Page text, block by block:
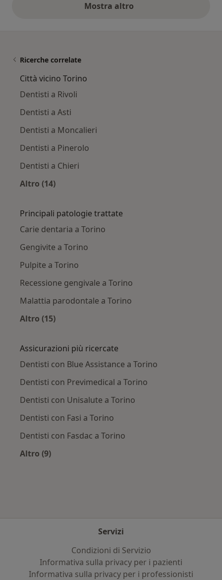
Mostra altroopinioni di cui sopra
Ricerche correlate
Città vicino Torino
Dentisti a Rivoli
Dentisti a Asti
Dentisti a Moncalieri
Dentisti a Pinerolo
Dentisti a Chieri
Altro (14)
Principali patologie trattate
Carie dentaria a Torino
Gengivite a Torino
Pulpite a Torino
Recessione gengivale a Torino
Malattia parodontale a Torino
Altro (15)
Assicurazioni più ricercate
Dentisti con Blue Assistance a Torino
Dentisti con Previmedical a Torino
Dentisti con Unisalute a Torino
Dentisti con Fasi a Torino
Dentisti con Fasdac a Torino
Altro (9)
Servizi
Condizioni di Servizio
Informativa sulla privacy per i pazienti
Informativa sulla privacy per i professionisti